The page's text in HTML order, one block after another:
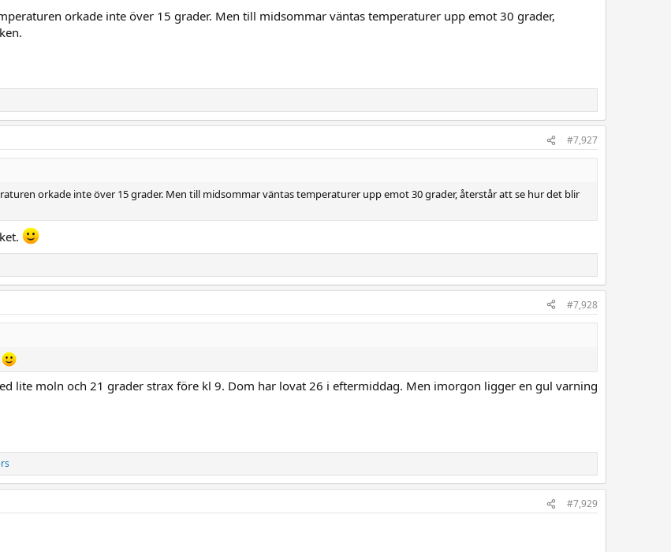
orkade inte över 15 grader. Men till midsommar väntas temperaturer upp emot 30 grader,
#7,927
orkade inte över 15 grader. Men till midsommar väntas temperaturer upp emot 30 grader, återstår att se hur det blir
#7,928
lite moln och 21 grader strax före kl 9. Dom har lovat 26 i eftermiddag. Men imorgon ligger en gul varning
#7,929